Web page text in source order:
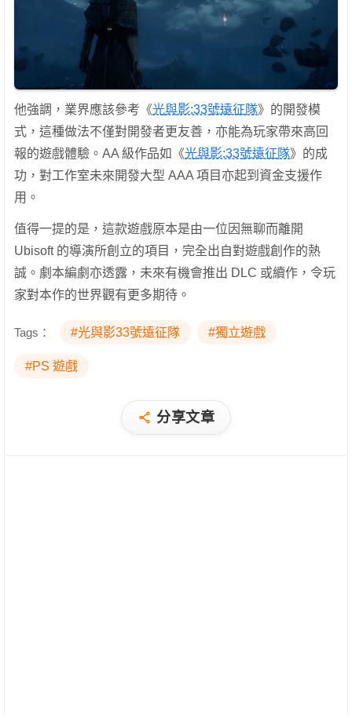
他強調，業界應該參考《光與影:33號遠征隊》的開發模
式，這種做法不僅對開發者更友善，亦能為玩家帶來高回
報的遊戲體驗。AA 級作品如《光與影:33號遠征隊》的成
功，對工作室未來開發大型 AAA 項目亦起到資金支援作
用。
值得一提的是，這款遊戲原本是由一位因無聊而離開
Ubisoft 的導演所創立的項目，完全出自對遊戲創作的熱
誠。劇本編劇亦透露，未來有機會推出 DLC 或續作，令玩
家對本作的世界觀有更多期待。
Tags： #光與影33號遠征隊 #獨立遊戲
#PS 遊戲
分享文章